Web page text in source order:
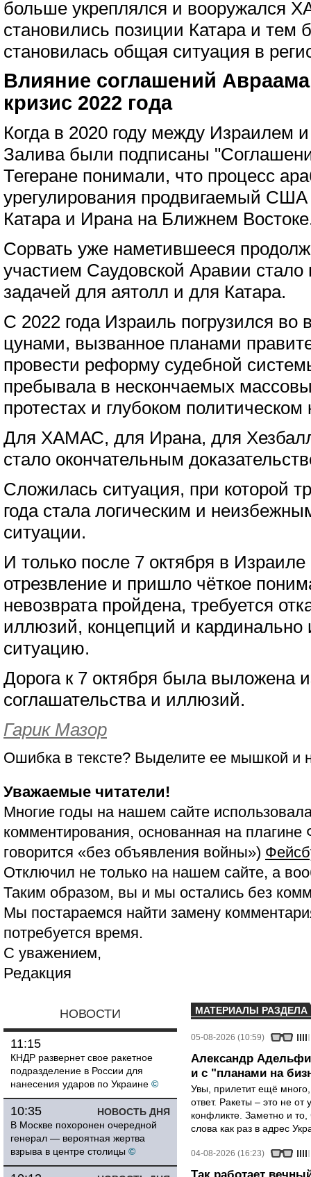
больше укреплялся и вооружался
становились позиции Катара и тем
становилась общая ситуация в
Влияние соглашений
кризис 2022 года
Когда в 2020 году между Израилем
Залива были подписаны
Тегеране понимали, что процесс
урегулирования продвигаемый
Катара и Ирана на Ближнем
Сорвать уже наметившееся
участием Саудовской Аравии стало
задачей для аятолл и для Катара.
С 2022 года Израиль погрузился во
цунами, вызванное планами
провести реформу судебной
пребывала в нескончаемых
протестах и глубоком политическом
Для ХАМАС, для Ирана, для
стало окончательным
Сложилась ситуация, при которой
года стала логическим и
ситуации.
И только после 7 октября в Израиле
отрезвление и пришло чёткое
невозврата пройдена, требуется
иллюзий, концепций и кардинально
ситуацию.
Дорога к 7 октября была выложена
соглашательства и иллюзий.
Гарик Мазор
Ошибка в тексте? Выделите ее мышкой и
Уважаемые читатели!
Многие годы на нашем сайте
комментирования, основанная на
говорится «без объявления войны»)
Отключил не только на нашем сайте, а
Таким образом, вы и мы остались без
Мы постараемся найти замену
потребуется время.
С уважением,
Редакция
НОВОСТИ
11:15
КНДР развернет свое ракетное
подразделение в России для
нанесения ударов по Украине ©
НОВОСТЬ ДНЯ
10:35
В Москве похоронен очередной
генерал — вероятная жертва
взрыва в центре столицы ©
МАТЕРИАЛЫ РАЗДЕЛА
05-08-2026 (10:59)
Александр
и с "планами на
Увы, прилетит ещё
ответ. Ракеты – это не от
конфликте. Заметно и
слова как раз в адрес
04-08-2026 (16:23)